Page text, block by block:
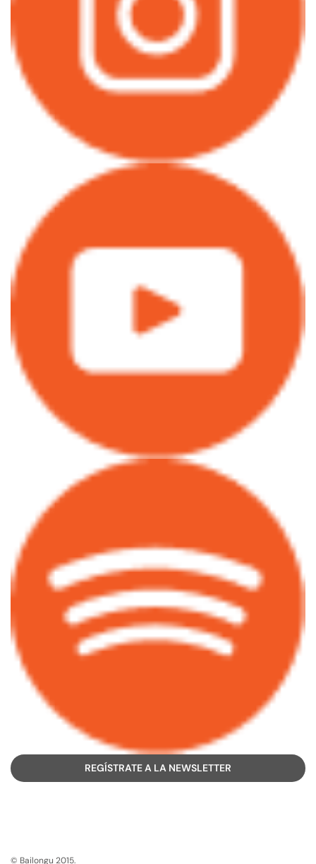
REGÍSTRATE A LA NEWSLETTER
© Bailongu 2015.